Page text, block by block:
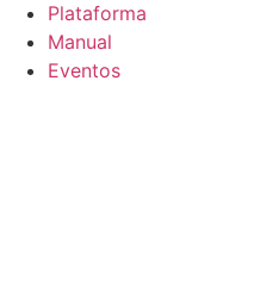
Plataforma
Manual
Eventos